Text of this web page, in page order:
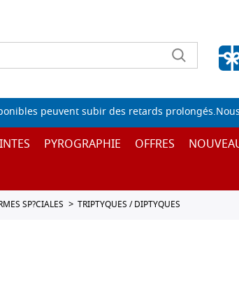
Liste de
peuvent subir des retards
PYROGRAPHIE OFFRES
SP?CIALES TRIPTYQUES / DIPTYQUES